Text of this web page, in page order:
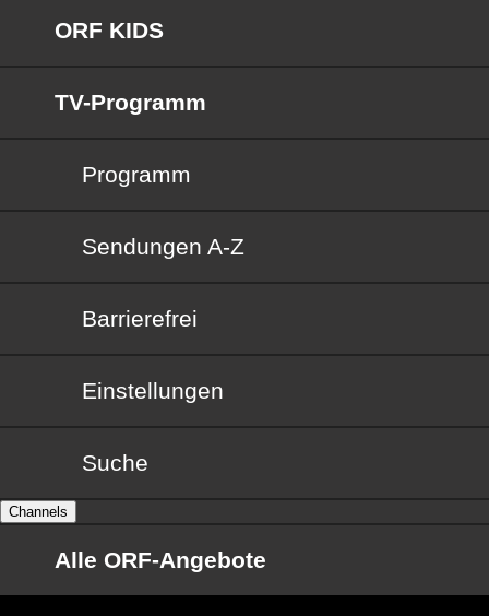
ORF KIDS
TV-Programm
Programm
Sendungen von A bis Z
Sendungen A-Z
Barrierefrei
Barrierefrei
Einstellungen
Suche
Channels
Alle ORF-Angebote